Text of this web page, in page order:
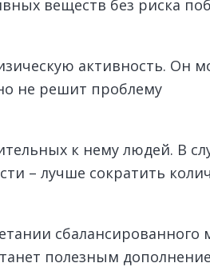
веществ без риска
активность. Он
не решит проблему
к нему людей. В
– лучше сократить
сбалансированного
полезным